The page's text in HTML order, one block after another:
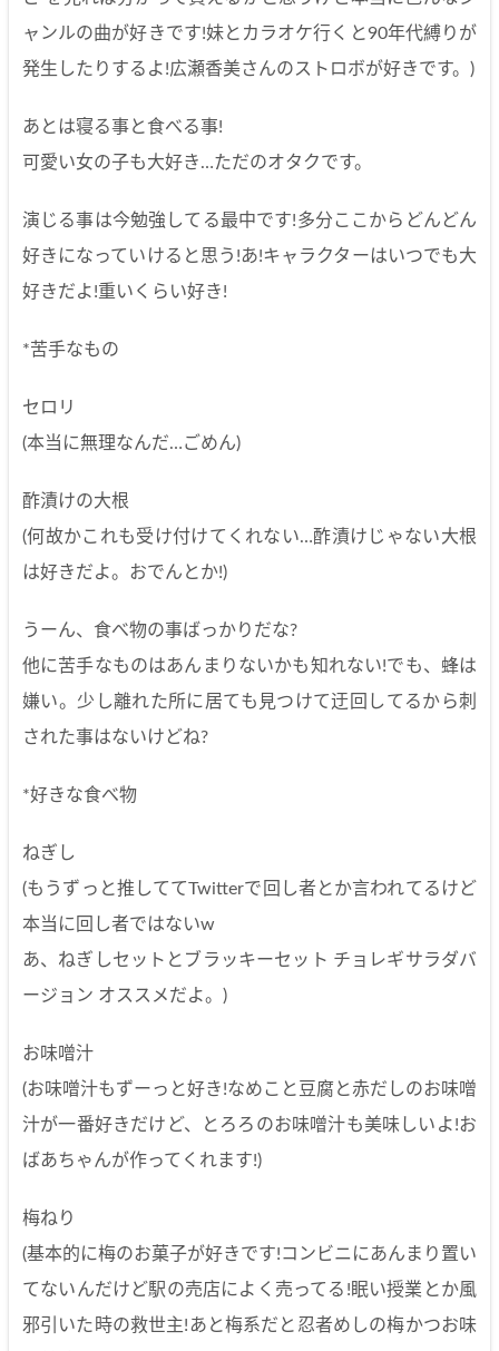
ャンルの曲が好きです!妹とカラオケ行くと90年代縛りが
発生したりするよ!広瀬香美さんのストロボが好きです。)
あとは寝る事と食べる事!
可愛い女の子も大好き…ただのオタクです。
演じる事は今勉強してる最中です!多分ここからどんどん
好きになっていけると思う!あ!キャラクターはいつでも大
好きだよ!重いくらい好き!
*苦手なもの
セロリ
(本当に無理なんだ…ごめん)
酢漬けの大根
(何故かこれも受け付けてくれない…酢漬けじゃない大根
は好きだよ。おでんとか!)
うーん、食べ物の事ばっかりだな?
他に苦手なものはあんまりないかも知れない!でも、蜂は
嫌い。少し離れた所に居ても見つけて迂回してるから刺
された事はないけどね?
*好きな食べ物
ねぎし
(もうずっと推しててTwitterで回し者とか言われてるけど
本当に回し者ではないw
あ、ねぎしセットとブラッキーセット チョレギサラダバ
ージョン オススメだよ。)
お味噌汁
(お味噌汁もずーっと好き!なめこと豆腐と赤だしのお味噌
汁が一番好きだけど、とろろのお味噌汁も美味しいよ!お
ばあちゃんが作ってくれます!)
梅ねり
(基本的に梅のお菓子が好きです!コンビニにあんまり置い
てないんだけど駅の売店によく売ってる!眠い授業とか風
邪引いた時の救世主!あと梅系だと忍者めしの梅かつお味